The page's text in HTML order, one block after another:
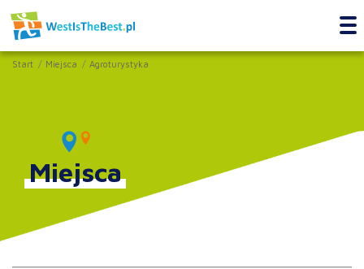
Start Miejsca Agroturystyka
Miejsca